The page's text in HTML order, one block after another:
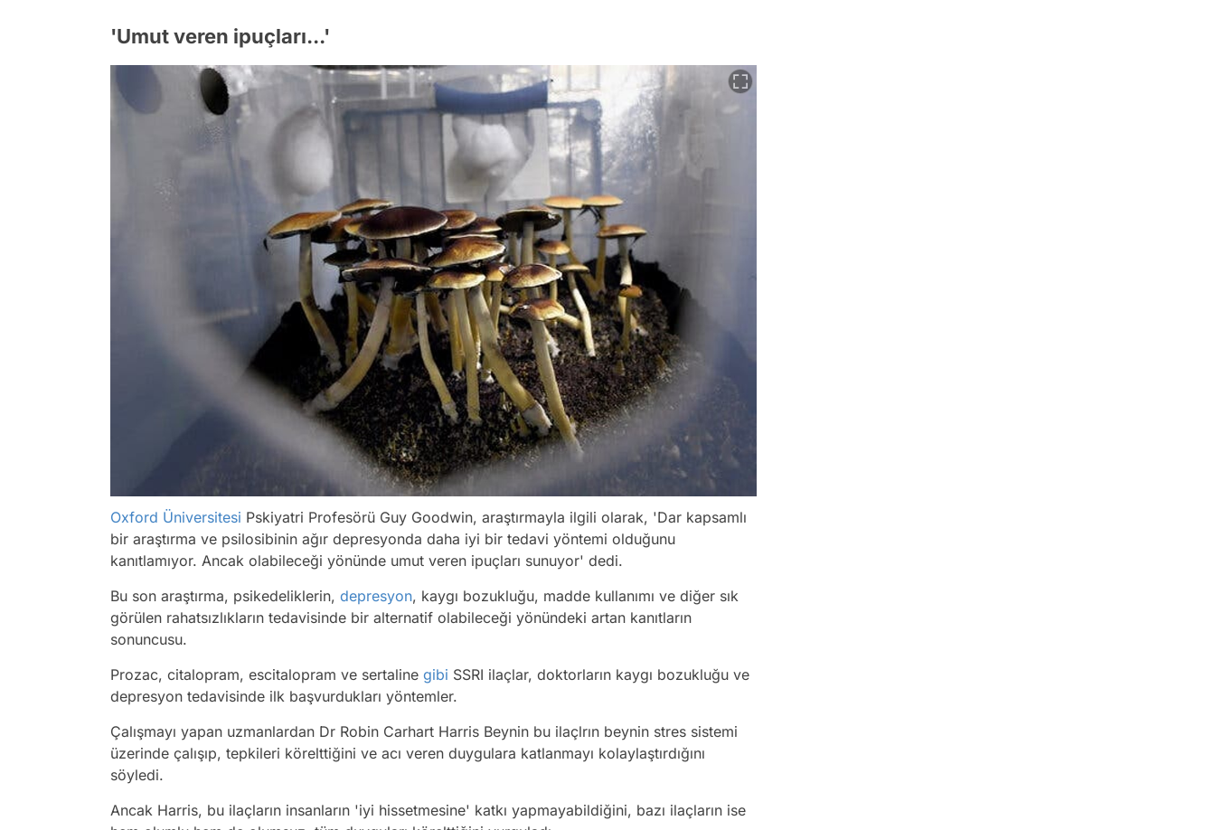
'Umut veren ipuçları...'
Oxford Üniversitesi Pskiyatri Profesörü Guy Goodwin, araştırmayla ilgili olarak, 'Dar kapsamlı
bir araştırma ve psilosibinin ağır depresyonda daha iyi bir tedavi yöntemi olduğunu
kanıtlamıyor. Ancak olabileceği yönünde umut veren ipuçları sunuyor' dedi.
Bu son araştırma, psikedeliklerin, depresyon, kaygı bozukluğu, madde kullanımı ve diğer sık
görülen rahatsızlıkların tedavisinde bir alternatif olabileceği yönündeki artan kanıtların
sonuncusu.
Prozac, citalopram, escitalopram ve sertaline gibi SSRI ilaçlar, doktorların kaygı bozukluğu ve
depresyon tedavisinde ilk başvurdukları yöntemler.
Çalışmayı yapan uzmanlardan Dr Robin Carhart Harris Beynin bu ilaçlrın beynin stres sistemi
üzerinde çalışıp, tepkileri körelttiğini ve acı veren duygulara katlanmayı kolaylaştırdığını
söyledi.
Ancak Harris, bu ilaçların insanların 'iyi hissetmesine' katkı yapmayabildiğini, bazı ilaçların ise